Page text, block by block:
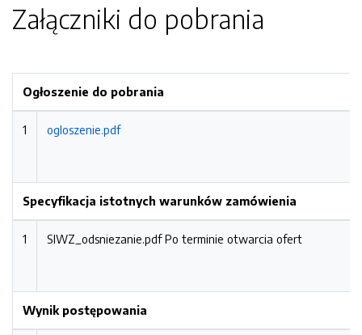
Załączniki do pobrania
Ogłoszenie do pobrania
1 ogloszenie.pdf
Specyfikacja istotnych warunków zamówienia
1 SIWZ_odsniezanie.pdfPo terminie otwarcia ofert
Wynik postępowania